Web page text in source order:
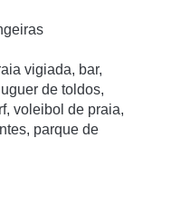
vigiada, bar,
de toldos,
voleibol de praia,
parque de